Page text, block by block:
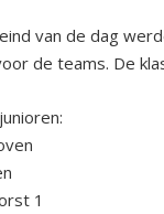
van de dag
de teams. De
junioren:
2.
1